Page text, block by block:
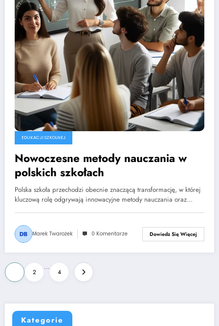
EDUKACJI SZKOLNEJ
Nowoczesne metody nauczania w
polskich szkołach
Polska szkoła przechodzi obecnie znaczącą transformację, w której
kluczową rolę odgrywają innowacyjne metody nauczania oraz…
Marek Twarożek 0 Komentarze Dowiedz Się Więcej
Stronicowanie
wpisów
2
…
4
Kategorie